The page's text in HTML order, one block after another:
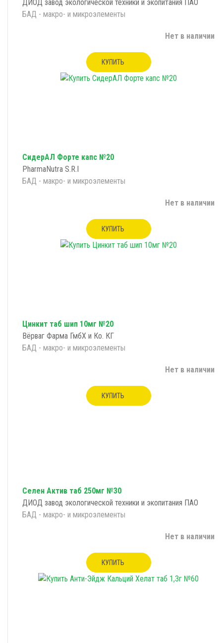
ДИОД завод экологической техники и экопитания ПАО
БАД - макро- и микроэлементы
Нет в наличии
КУПИТЬ
СидерАЛ Форте капс №20
PharmaNutra S.R.I
БАД - макро- и микроэлементы
Нет в наличии
КУПИТЬ
Цинкит таб шип 10мг №20
Вёрваг Фарма ГмбХ и Ко. КГ
БАД - макро- и микроэлементы
Нет в наличии
КУПИТЬ
Селен Актив таб 250мг №30
ДИОД завод экологической техники и экопитания ПАО
БАД - макро- и микроэлементы
Нет в наличии
КУПИТЬ